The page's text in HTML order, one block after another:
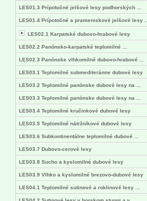
LES01.3 Prípotočné jelšové lesy podhorských ...
LES01.4 Prípotočné a prameniskové jelšové lesy ...
LES02.1 Karpatské dubovo-hrabové lesy
LES02.2 Panónsko-karpatské teplomilné ...
LES02.3 Panónske vlhkomilné dubovo-hrabové ...
LES03.1 Teplomilné submediteránne dubové lesy
LES03.2 Teplomilné panónske dubové lesy na ...
LES03.3 Teplomilné panónske dubové lesy na ...
LES03.4 Teplomilné kručinkové dubové lesy
LES03.5 Teplomilné nátržníkové dubové lesy
LES03.6 Subkontinentálne teplomilné dubové ...
LES03.7 Dubovo-cerové lesy
LES03.8 Sucho a kyslomilné dubové lesy
LES03.9 Vlhko a kyslomilné brezovo-dubové lesy
LES04.1 Teplomilné sutinové a roklinové lesy ...